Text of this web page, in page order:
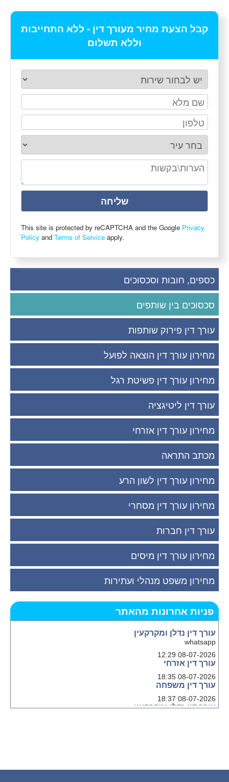
כספים, חובות וסכסוכים
סכסוכים בין שותפים
עורך דין פירוק שותפות
מחירון עורך דין הוצאה לפועל
מחירון עורך דין פשיטת רגל
עורך דין ליטיגציה
מחירון עורך דין אזרחי
מכתב התראה
מחירון עורך דין לשון הרע
מחירון עורך דין מסחרי
עורך דין חברות
מחירון עורך דין מיסים
מחירון משפט מנהלי ועתירות
פניות אחרונות מהאתר
עורך דין נדלן ומקרקעין
whatsapp
08-07-2026 12:29
עורך דין אזרחי
08-07-2026 18:35
עורך דין משפחה
08-07-2026 18:37
עורך דין נדלן ומקרקעין
קבל הצעת מחיר מעורך דין - ללא התחייבות
וללא תשלום
This site is protected by reCAPTCHA and the Google Privacy
Policy and Terms of Service apply.